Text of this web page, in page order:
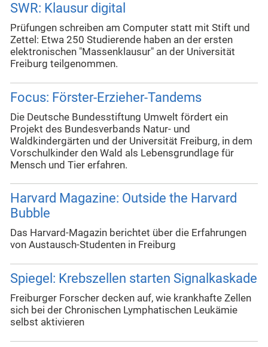
SWR: Klausur digital
Prüfungen schreiben am Computer statt mit Stift und
Zettel: Etwa 250 Studierende haben an der ersten
elektronischen "Massenklausur" an der Universität
Freiburg teilgenommen.
Focus: Förster-Erzieher-Tandems
Die Deutsche Bundesstiftung Umwelt fördert ein
Projekt des Bundesverbands Natur- und
Waldkindergärten und der Universität Freiburg, in dem
Vorschulkinder den Wald als Lebensgrundlage für
Mensch und Tier erfahren.
Harvard Magazine: Outside the Harvard
Bubble
Das Harvard-Magazin berichtet über die Erfahrungen
von Austausch-Studenten in Freiburg
Spiegel: Krebszellen starten Signalkaskade
Freiburger Forscher decken auf, wie krankhafte Zellen
sich bei der Chronischen Lymphatischen Leukämie
selbst aktivieren